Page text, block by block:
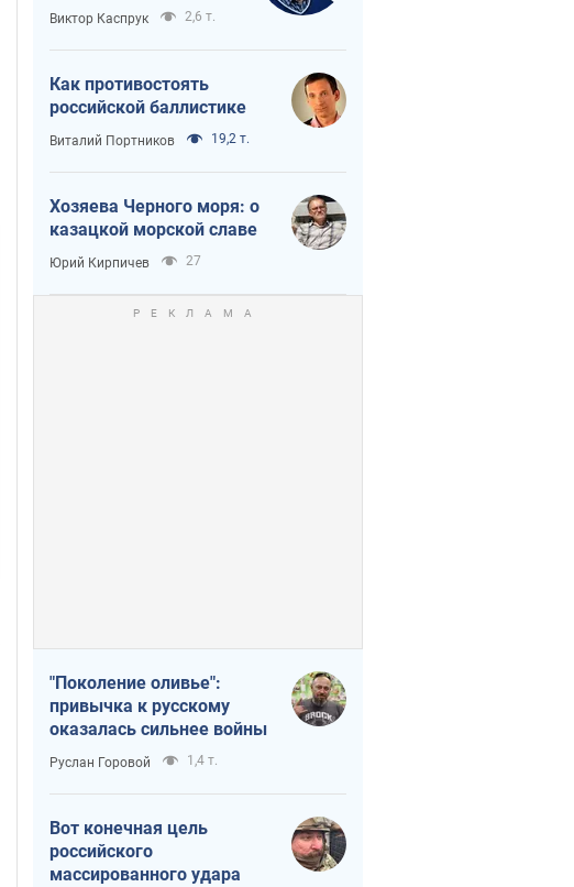
Виктор Каспрук 2,6 т.
Как противостоять
российской баллистике
Виталий Портников 19,2 т.
Хозяева Черного моря: о
казацкой морской славе
Юрий Кирпичев 27
"Поколение оливье":
привычка к русскому
оказалась сильнее войны
Руслан Горовой 1,4 т.
Вот конечная цель
российского
массированного удара